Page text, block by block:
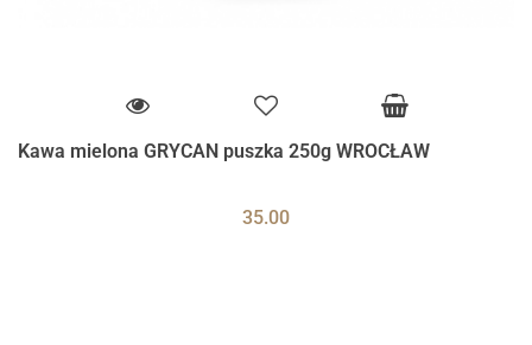
Kawa mielona GRYCAN puszka 250g WROCŁAW
35.00